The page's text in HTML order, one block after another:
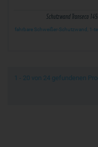
Schutzwand Transeco
fahrbare Schweißer-Schutzwand, 1-
1 - 20 von 24 gefundenen